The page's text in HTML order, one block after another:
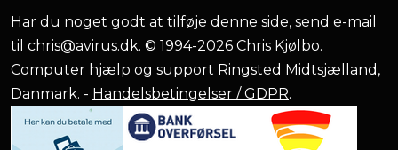
Har du noget godt at tilføje denne side, send e-mail
til chris@avirus.dk. © 1994-2026 Chris Kjølbo.
Computer hjælp og support Ringsted Midtsjælland,
Danmark. - Handelsbetingelser / GDPR.